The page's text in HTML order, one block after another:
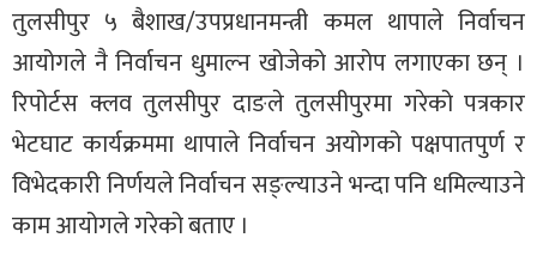
तुलसीपुर ५ बैशाख/उपप्रधानमन्त्री कमल थापाले निर्वाचन
आयोगले नै निर्वाचन धुमाल्न खोजेको आरोप लगाएका छन् ।
रिपोर्टस क्लव तुलसीपुर दाङले तुलसीपुरमा गरेको पत्रकार
भेटघाट कार्यक्रममा थापाले निर्वाचन अयोगको पक्षपातपुर्ण र
विभेदकारी निर्णयले निर्वाचन सङ्ल्याउने भन्दा पनि धमिल्याउने
काम आयोगले गरेको बताए ।